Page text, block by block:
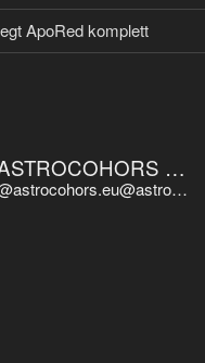
ApoRed komplett
ASTROCOHORS EUNOIA ULTIMA
@astrocohors.eu@astrocohors.eu